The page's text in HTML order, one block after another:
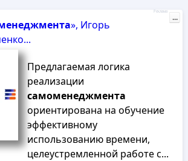
», Игорь
Предлагаемая логика
реализации
самоменеджмента
ориентирована на обучение
эффективному
использованию времени,
целеустремленной работе с...
Реклама
...